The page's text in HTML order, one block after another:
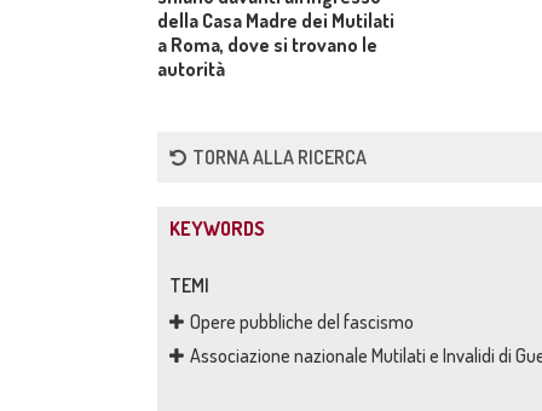
della Casa Madre dei Mutilati
a Roma, dove si trovano le
autorità
TORNA ALLA RICERCA
KEYWORDS
TEMI
Opere pubbliche del fascismo
Associazione nazionale Mutilati e Invalidi di